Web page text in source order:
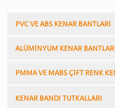
PVC VE ABS KENAR BANTLARI
ALÜMİNYUM KENAR
PMMA VE MABS ÇİFT RENK
KENAR BANDI TUTKALLARI